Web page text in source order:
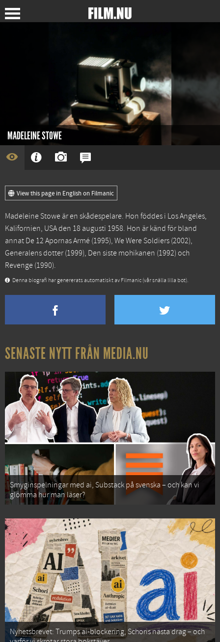
MADELEINE STOWE
View this page in English on Filmanic
Madeleine Stowe är en skådespelare. Hon föddes i Los Angeles,
Kalifornien, USA den 18 augusti 1958. Hon är känd för bland
annat De 12 Apornas Armé (1995), We Were Soldiers (2002),
Generalens dotter (1999), Den siste mohikanen (1992) och
Revenge (1990).
Denna biografi har genererats automatiskt av Filmanic (vår snälla lilla bot).
SENASTE NYTT FRÅN MEDIA.NU
Smyginspelningar med ai, Substack på svenska – och kan vi
glömma hur man läser?
Nyhetsbrevet: Trumps ai-blockering, Schoris nästa drag – och